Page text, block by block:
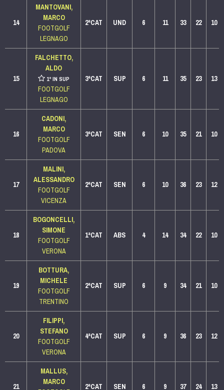
14
MANTOVANI,
MARCO
FOOTGOLF
LEGNAGO
2ªCAT UND 6 11 33 22 10
15
FALCHETTO,
ALDO
1º IN SUP
FOOTGOLF
LEGNAGO
3ªCAT SUP 6 11 35 23 13
16
CADONI,
MARCO
FOOTGOLF
PADOVA
3ªCAT SEN 6 10 35 21 10
17
MALINI,
ALESSANDRO
FOOTGOLF
VICENZA
2ªCAT SEN 6 10 36 23 12
18
BOGONCELLI,
SIMONE
FOOTGOLF
VERONA
1ªCAT ABS 4 14 34 22 10
19
BOTTURA,
MICHELE
FOOTGOLF
TRENTINO
2ªCAT SUP 6 9 34 21 10
20
FILIPPI,
STEFANO
FOOTGOLF
VERONA
4ªCAT SUP 6 9 36 23 12
21
MALLUS,
MARCO
2ªCAT SEN 6 9 37 24 13